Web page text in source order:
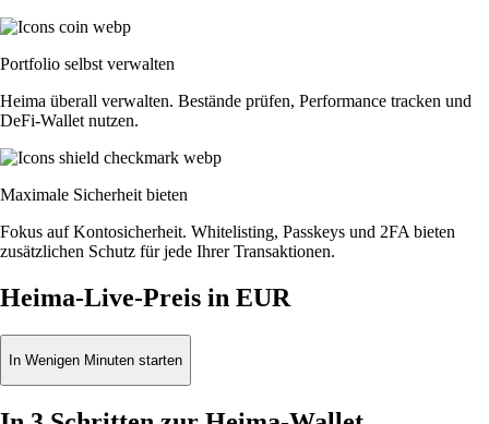
Portfolio selbst verwalten
Heima überall verwalten. Bestände prüfen, Performance tracken und
DeFi-Wallet nutzen.
Maximale Sicherheit bieten
Fokus auf Kontosicherheit. Whitelisting, Passkeys und 2FA bieten
zusätzlichen Schutz für jede Ihrer Transaktionen.
Heima-Live-Preis in EUR
In Wenigen Minuten starten